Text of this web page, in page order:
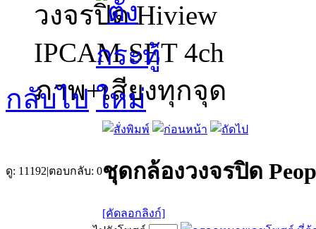
วงจรปิด Hiview
IPCAM SET 4ch
ภาพ+เสียงทุกจุด
กลับไป
ดู: 11192|ตอบกลับ: 0ชุดกล้องวงจรปิด
[คัดลอกลิงก์]